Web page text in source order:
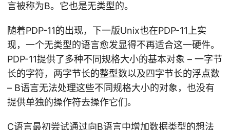
言被称为B。它也是无类型的。
随着PDP-11的出现，下一版Unix也在PDP-11上实
现，一个无类型的语言愈发显得不再适合这一硬件。
PDP-11提供了多种不同规格大小的基本对象 – 一字节
长的字符，两字节长的整型数以及四字节长的浮点数
– B语言无法处理这些不同规格大小的对象，也没有
提供单独的操作符去操作它们。
C语言最初尝试通过向B语言中增加数据类型的想法